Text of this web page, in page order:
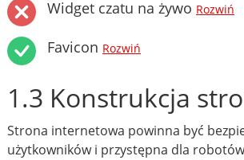
Widget czatu na żywo Rozwiń
Favicon Rozwiń
1.3 Konstrukcja
Strona internetowa powinna być
użytkowników i przystępna dla